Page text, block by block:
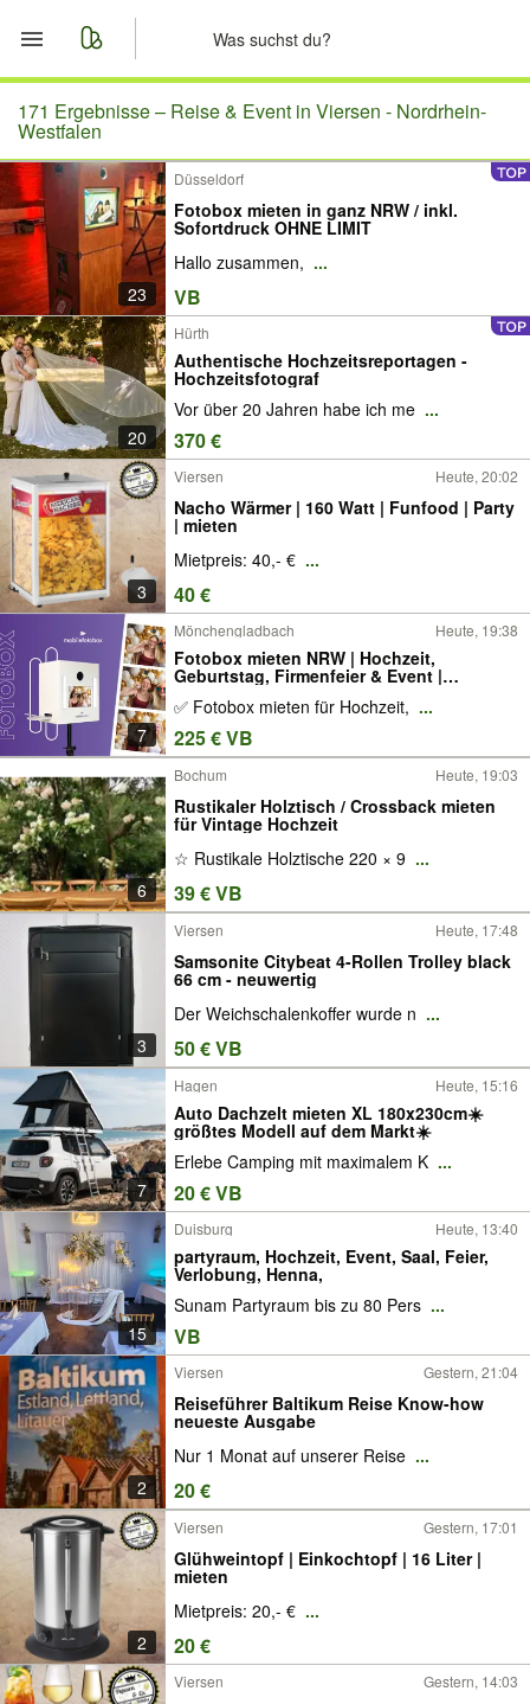
Start
Merkliste
Nachrichten
Anzeige aufgeben
171 Ergebnisse – Reise & Event in Viersen - Nordrhein-
Westfalen
23
Düsseldorf
Fotobox mieten in ganz NRW / inkl.
Sofortdruck OHNE LIMIT
Hallo zusammen, ...
VB
20
Hürth
Authentische Hochzeitsreportagen -
Hochzeitsfotograf
Vor über 20 Jahren habe ich me ...
370 €
3
Viersen Heute, 20:02
Nacho Wärmer | 160 Watt | Funfood | Party
| mieten
Mietpreis: 40,- € ...
40 €
7
Mönchengladbach Heute, 19:38
Fotobox mieten NRW | Hochzeit,
Geburtstag, Firmenfeier & Event |
Fotobooth mit Sofortdruck & Extras
✅ Fotobox mieten für Hochzeit, ...
225 € VB
6
Bochum Heute, 19:03
Rustikaler Holztisch / Crossback mieten
für Vintage Hochzeit
☆ Rustikale Holztische 220 × 9 ...
39 € VB
3
Viersen Heute, 17:48
Samsonite Citybeat 4-Rollen Trolley black
66 cm - neuwertig
Der Weichschalenkoffer wurde n ...
50 € VB
7
Hagen Heute, 15:16
Auto Dachzelt mieten XL 180x230cm☀️
größtes Modell auf dem Markt☀️
Erlebe Camping mit maximalem K ...
20 € VB
15
Duisburg Heute, 13:40
partyraum, Hochzeit, Event, Saal, Feier,
Verlobung, Henna,
Sunam Partyraum bis zu 80 Pers ...
VB
2
Viersen Gestern, 21:04
Reiseführer Baltikum Reise Know-how
neueste Ausgabe
Nur 1 Monat auf unserer Reise ...
20 €
2
Viersen Gestern, 17:01
Glühweintopf | Einkochtopf | 16 Liter |
mieten
Mietpreis: 20,- € ...
20 €
Viersen Gestern, 14:03